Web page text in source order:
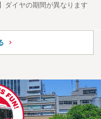
ダイヤの期間が異なります